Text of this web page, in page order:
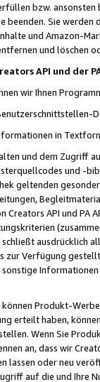
bzw. ansonsten
Sie werden
und Amazon-
und löschen
API und der
wir Ihnen
in
und dem Zugriff
und
geltenden
API und PA
ausdrücklich
zur Verfügung
Produkt-
erteilt haben,
Wenn Sie
an, dass wir
lassen oder neu
auf die und Ihre